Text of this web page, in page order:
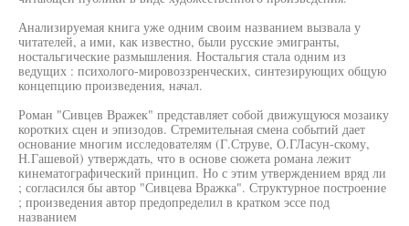
Анализируемая книга уже одним своим названием вызвала у
читателей, а ими, как известно, были русские эмигранты,
ностальгические размышления. Ностальгия стала одним из
ведущих : психолого-мировоззренческих, синтезирующих общую
концепцию произведения, начал.
Роман "Сивцев Вражек" представляет собой движущуюся мозаику
коротких сцен и эпизодов. Стремительная смена событий дает
основание многим исследователям (Г.Струве, О.ГЛасун-скому,
Н.Гашевой) утверждать, что в основе сюжета романа лежит
кинематографический принцип. Но с этим утверждением вряд ли
; согласился бы автор "Сивцева Вражка". Структурное построение
; произведения автор предопределил в кратком эссе под
названием